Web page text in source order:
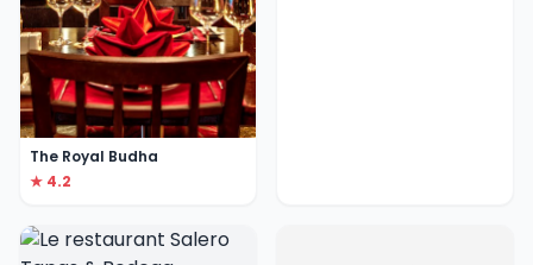
The Royal Budha
★ 4.2